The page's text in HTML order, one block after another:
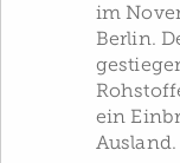
im
Berlin.
ein
Ausland.